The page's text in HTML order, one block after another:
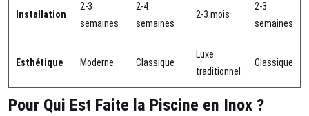
Installation
2-3
semaines
2-4
semaines
2-3 mois
2-3
semaines
Esthétique Moderne Classique
Luxe
traditionnel
Classique
Pour Qui Est Faite la Piscine en Inox ?